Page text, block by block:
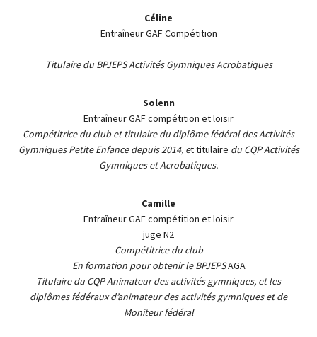
Céline
Entraîneur GAF Compétition
Titulaire du BPJEPS Activités Gymniques Acrobatiques
Solenn
Entraîneur GAF compétition et loisir
Compétitrice du club et titulaire du diplôme fédéral des Activités
Gymniques Petite Enfance depuis 2014, et titulaire duCQP Activités
Gymniques et Acrobatiques.
Camille
Entraîneur GAF compétition et loisir
juge N2
Compétitrice du club
En formation pour obtenir le BPJEPSAGA
Titulaire du CQP Animateur des activités gymniques, et les
diplômes fédéraux d’animateur des activités gymniques et de
Moniteur fédéral